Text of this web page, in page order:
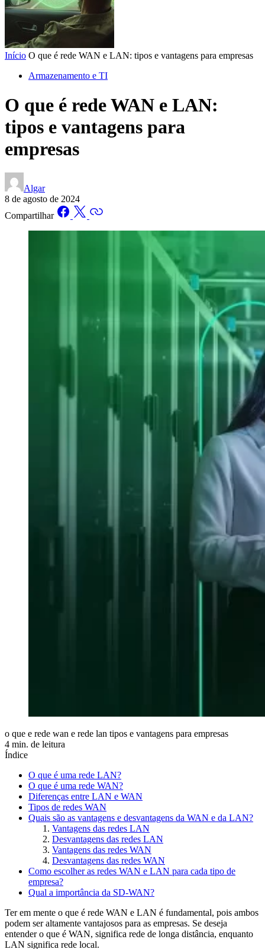
Início O que é rede WAN e LAN: tipos e vantagens para empresas
Armazenamento e TI
O que é rede WAN e LAN:
tipos e vantagens para
empresas
Algar
8 de agosto de 2024
Compartilhar
o que e rede wan e rede lan tipos e vantagens para empresas
4 min. de leitura
Índice
O que é uma rede LAN?
O que é uma rede WAN?
Diferenças entre LAN e WAN
Tipos de redes WAN
Quais são as vantagens e desvantagens da WAN e da LAN?
Vantagens das redes LAN
Desvantagens das redes LAN
Vantagens das redes WAN
Desvantagens das redes WAN
Como escolher as redes WAN e LAN para cada tipo de
empresa?
Qual a importância da SD-WAN?
Ter em mente o que é rede WAN e LAN é fundamental, pois ambos
podem ser altamente vantajosos para as empresas. Se deseja
entender o que é WAN, significa rede de longa distância, enquanto
LAN significa rede local.